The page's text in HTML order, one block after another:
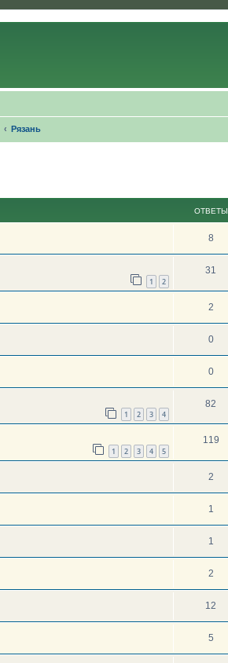
Рязань
ОТВЕТЫ
8
1 2
31
2
0
0
1 2 3 4
82
1 2 3 4 5
119
2
1
1
2
12
5